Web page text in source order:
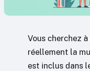
Vous cherchez
réellement la
est inclus dans